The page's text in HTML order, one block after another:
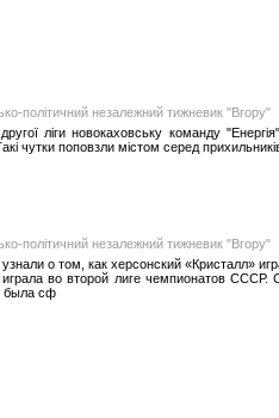
політичний незалежний тижневик "Вгору"
ліги новокаховську команду
чутки поповзли містом серед
політичний незалежний тижневик "Вгору"
о том, как херсонский «Кристалл»
во второй лиге чемпионатов
была сф